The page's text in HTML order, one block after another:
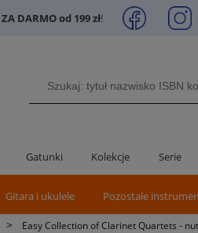
ZA DARMO od 199 zł!
Gatunki Kolekcje Serie
Gitara i ukulele Pozostałe
> Easy Collection of Clarinet Quartets -